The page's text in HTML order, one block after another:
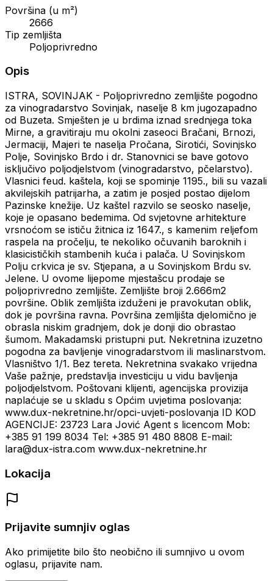
Površina (u m²)
2666
Tip zemljišta
Poljoprivredno
Opis
ISTRA, SOVINJAK - Poljoprivredno zemljište pogodno
za vinogradarstvo Sovinjak, naselje 8 km jugozapadno
od Buzeta. Smješten je u brdima iznad srednjega toka
Mirne, a gravitiraju mu okolni zaseoci Bračani, Brnozi,
Jermaciji, Majeri te naselja Pročana, Sirotići, Sovinjsko
Polje, Sovinjsko Brdo i dr. Stanovnici se bave gotovo
isključivo poljodjelstvom (vinogradarstvo, pčelarstvo).
Vlasnici feud. kaštela, koji se spominje 1195., bili su vazali
akvilejskih patrijarha, a zatim je posjed postao dijelom
Pazinske knežije. Uz kaštel razvilo se seosko naselje,
koje je opasano bedemima. Od svjetovne arhitekture
vrsnoćom se ističu žitnica iz 1647., s kamenim reljefom
raspela na pročelju, te nekoliko očuvanih baroknih i
klasicističkih stambenih kuća i palača. U Sovinjskom
Polju crkvica je sv. Stjepana, a u Sovinjskom Brdu sv.
Jelene. U ovome lijepome mjestašcu prodaje se
poljoprivredno zemljište. Zemljište broji 2.666m2
površine. Oblik zemljišta izduženi je pravokutan oblik,
dok je površina ravna. Površina zemljišta djelomično je
obrasla niskim gradnjem, dok je donji dio obrastao
šumom. Makadamski pristupni put. Nekretnina izuzetno
pogodna za bavljenje vinogradarstvom ili maslinarstvom.
Vlasništvo 1/1. Bez tereta. Nekretnina svakako vrijedna
Vaše pažnje, predstavlja investiciju u vidu bavljenja
poljodjelstvom. Poštovani klijenti, agencijska provizija
naplaćuje se u skladu s Općim uvjetima poslovanja:
www.dux-nekretnine.hr/opci-uvjeti-poslovanja ID KOD
AGENCIJE: 23723 Lara Jović Agent s licencom Mob:
+385 91 199 8034 Tel: +385 91 480 8808 E-mail:
lara@dux-istra.com www.dux-nekretnine.hr
Lokacija
Prijavite sumnjiv oglas
Ako primijetite bilo što neobično ili sumnjivo u ovom
oglasu, prijavite nam.